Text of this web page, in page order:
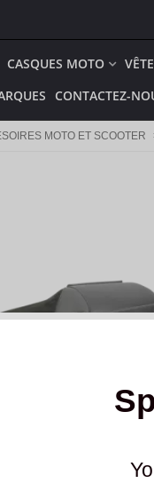
CASQUES MOTO
CONTACTEZ-
MOTO ET SCOOTER